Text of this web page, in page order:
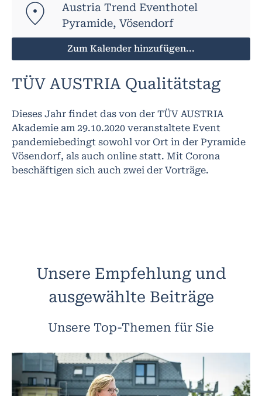
Austria Trend Eventhotel
Pyramide, Vösendorf
Zum Kalender hinzufügen...
TÜV AUSTRIA Qualitätstag
Dieses Jahr findet das von der TÜV AUSTRIA
Akademie am 29.10.2020 veranstaltete Event
pandemiebedingt sowohl vor Ort in der Pyramide
Vösendorf, als auch online statt. Mit Corona
beschäftigen sich auch zwei der Vorträge.
Unsere Empfehlung und
ausgewählte Beiträge
Unsere Top-Themen für Sie